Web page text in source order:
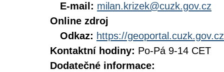
E-mail: milan.krizek@cuzk.gov.cz
Online zdroj
Odkaz: https://geoportal.cuzk.gov.cz
Kontaktní hodiny: Po-Pá 9-14 CET
Dodatečné informace: